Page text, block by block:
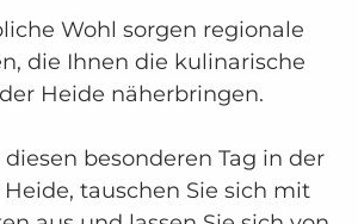
Wohl sorgen regionale
die Ihnen die kulinarische
Heide näherbringen.
diesen besonderen Tag in der
tauschen Sie sich mit